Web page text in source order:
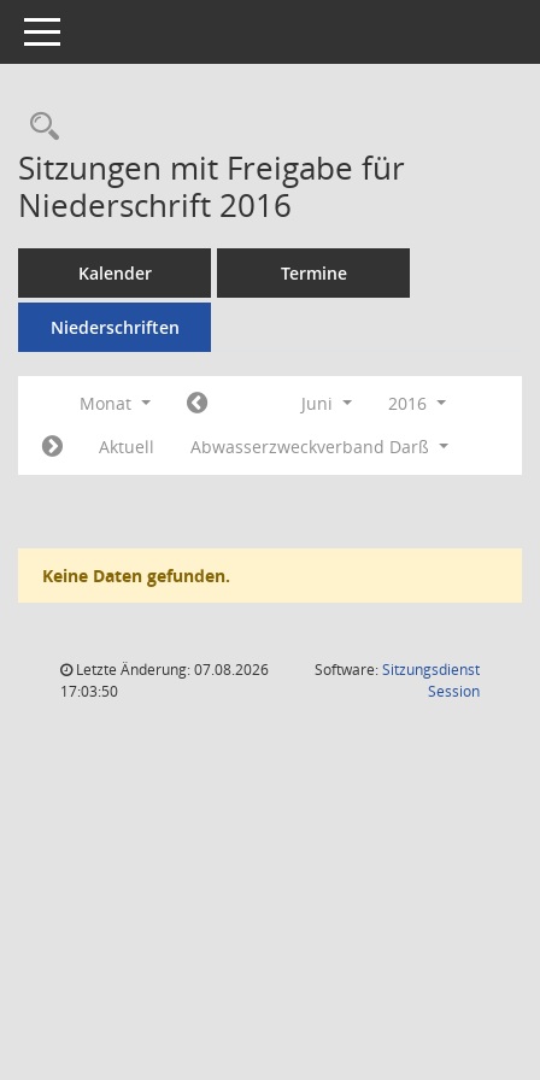
Toggle navigation
Rechercheauswahl
Sitzungen mit Freigabe für
Niederschrift 2016
Kalender Termine
Niederschriften
Monat Juni
2016
Aktuell
Abwasserzweckverband Darß
Keine Daten gefunden.
Letzte Änderung: 07.08.2026
17:03:50
Software:Sitzungsdienst
Session(Wird in